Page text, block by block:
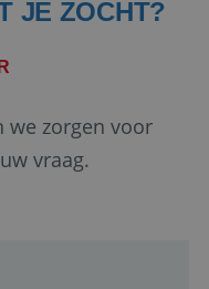
JE ZOCHT?
we zorgen voor
vraag.